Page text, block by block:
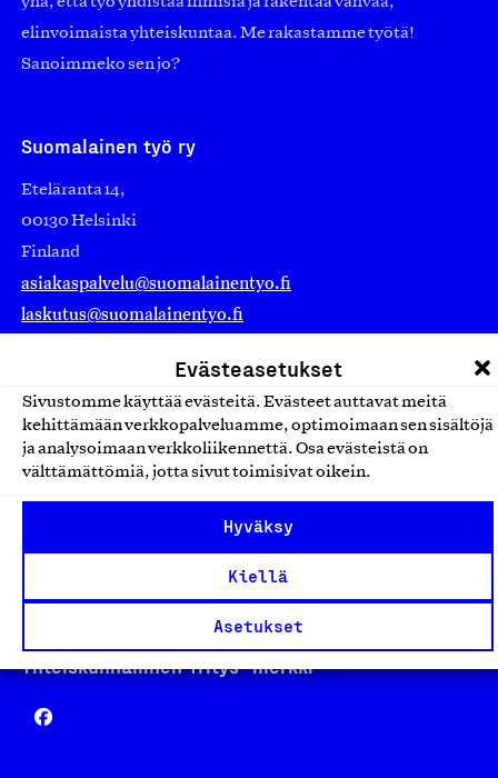
Evästeasetukset
Sivustomme käyttää evästeitä. Evästeet auttavat meitä
kehittämään verkkopalveluamme, optimoimaan sen sisältöjä
ja analysoimaan verkkoliikennettä. Osa evästeistä on
välttämättömiä, jotta sivut toimisivat oikein.
Hyväksy
Kiellä
Asetukset
elinvoimaista yhteiskuntaa. Me rakastamme työtä!
Sanoimmeko sen jo?
Suomalainen työ ry
Eteläranta 14,
00130 Helsinki
Finland
asiakaspalvelu@suomalainentyo.fi
laskutus@suomalainentyo.fi
Avainlippu
Design From Finland
Yhteiskunnallinen Yritys -merkki